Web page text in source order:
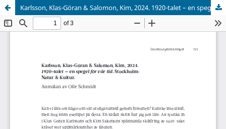
Karlsson, Klas-Göran & Salomon, Kim, 2024. 1920-talet – en spegel för vår tid. Stockholm: Natur & Kultur.